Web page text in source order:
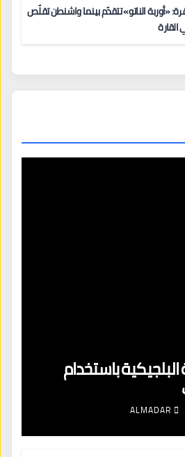
«أوربة الناتو» تتقدّم بينما واشنطن تقلّص
باستخدام
ALMADAR